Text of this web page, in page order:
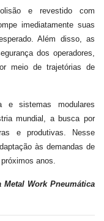
e revestido com
imediatamente suas
Além disso, as
dos operadores,
meio de trajetórias de
e sistemas modulares
mundial, a busca por
e produtivas. Nesse
às demandas de
anos.
Metal Work Pneumática